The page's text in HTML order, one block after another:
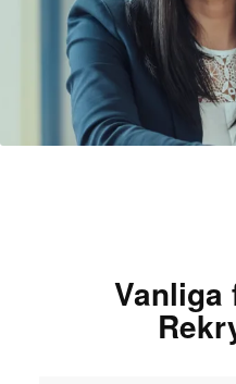
bakgrund, ofta inom
byggteknik eller annan
också viktigt att ha
projekt inom
förståelse för de
motivera tekniska
De måste också vara
att kunna samarbeta
Vanliga